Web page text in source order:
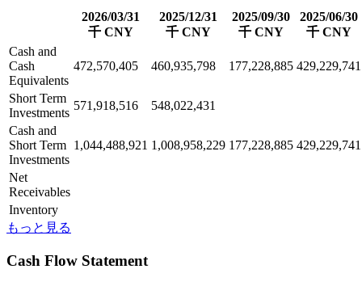
2026/03/31
千 CNY
2025/12/31
千 CNY
2025/09/30
千 CNY
2025/06/30
千 CNY
Cash and
Cash
Equivalents
472,570,405 460,935,798 177,228,885 429,229,741
Short Term
Investments
571,918,516
548,022,431
Cash and
Short Term
Investments
1,044,488,921 1,008,958,229 177,228,885 429,229,741
Net
Receivables
Inventory
もっと見る
Cash Flow Statement